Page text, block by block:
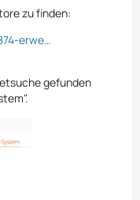
zu finden:
erwe…
gefunden